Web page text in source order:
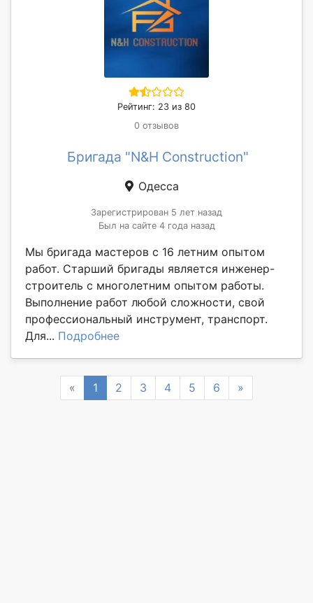
Рейтинг: 23 из 80
0 отзывов
Бригада "N&H Construction"
Одесса
Зарегистрирован 5 лет назад
Был на сайте 4 года назад
Мы бригада мастеров с 16 летним опытом
работ. Старший бригады является инженер-
строитель с многолетним опытом работы.
Выполнение работ любой сложности, свой
профессиональный инструмент, транспорт.
Для... Подробнее
« Previous
1 2 3 4 5 6 »